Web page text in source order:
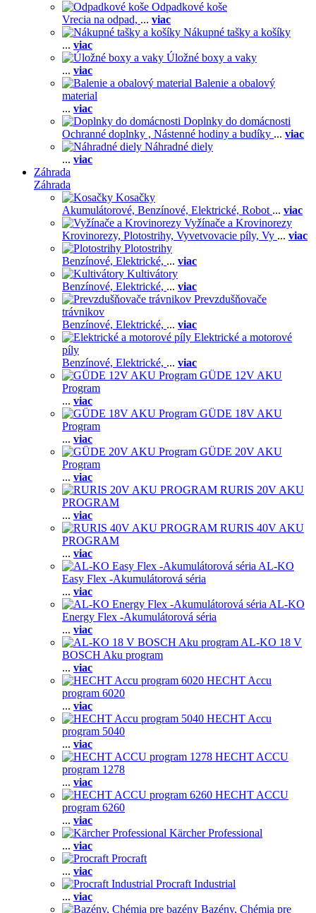
Odpadkové koše
Vrecia na odpad, ... viac
Nákupné tašky a košíky
... viac
Úložné boxy a vaky
... viac
Balenie a obalový
material
... viac
Doplnky do domácnosti
Ochranné doplnky , Nástenné hodiny a budíky ... viac
Náhradné diely
... viac
Záhrada
Záhrada
Kosačky
Akumulátorové, Benzínové, Elektrické, Robot ... viac
Vyžínače a Krovinorezy
Krovinorezy, Plotostrihy, Vyvetvovacie píly, Vy ... viac
Plotostrihy
Benzínové, Elektrické, ... viac
Kultivátory
Benzínové, Elektrické, ... viac
Prevzdušňovače
trávnikov
Benzínové, Elektrické, ... viac
Elektrické a motorové
píly
Benzínové, Elektrické, ... viac
GÜDE 12V AKU
Program
... viac
GÜDE 18V AKU
Program
... viac
GÜDE 20V AKU
Program
... viac
RURIS 20V AKU
PROGRAM
... viac
RURIS 40V AKU
PROGRAM
... viac
AL-KO
Easy Flex -Akumulátorová séria
... viac
AL-KO
Energy Flex -Akumulátorová séria
... viac
AL-KO 18 V
BOSCH Aku program
... viac
HECHT Accu
program 6020
... viac
HECHT Accu
program 5040
... viac
HECHT ACCU
program 1278
... viac
HECHT ACCU
program 6260
... viac
Kärcher Professional
... viac
Procraft
... viac
Procraft Industrial
... viac
Bazény, Chémia pre